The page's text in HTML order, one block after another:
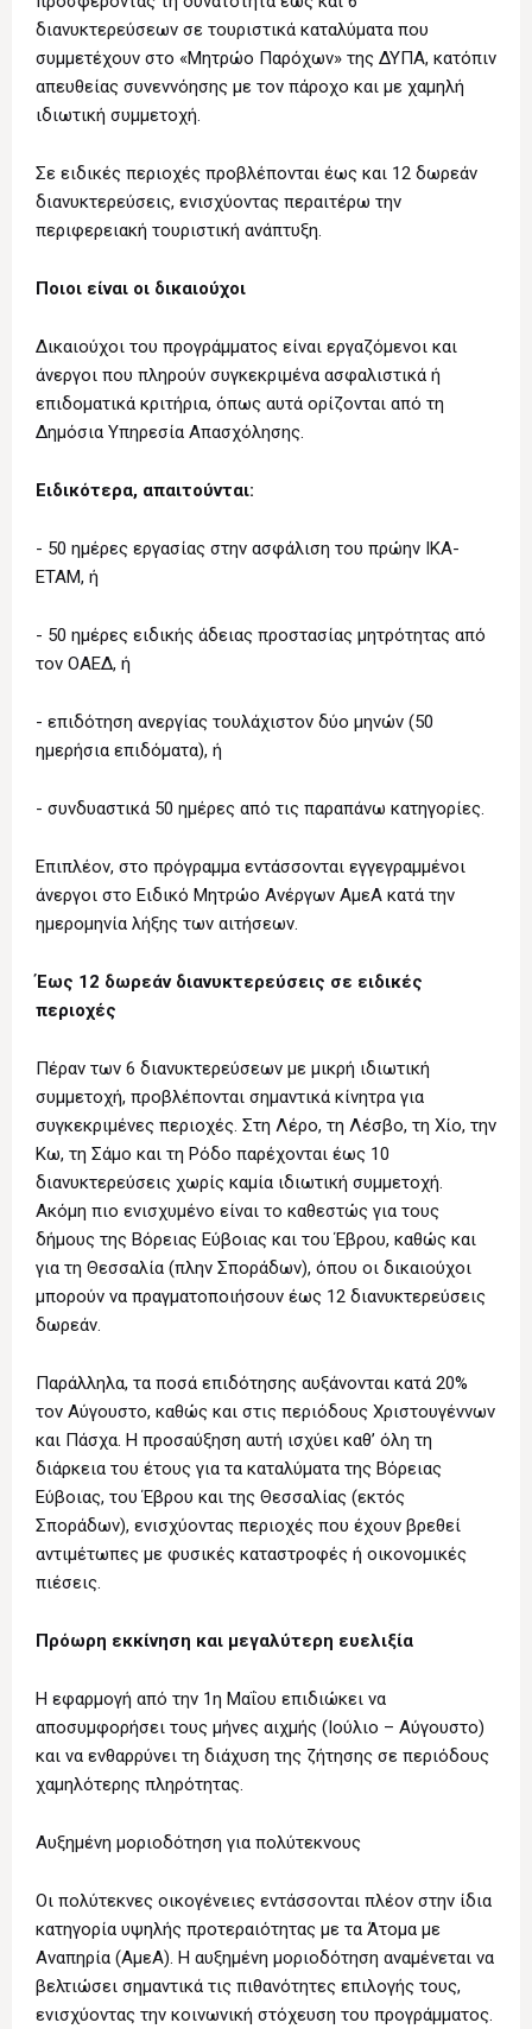
διανυκτερεύσεων σε τουριστικά καταλύματα που
συμμετέχουν στο «Μητρώο Παρόχων» της ΔΥΠΑ, κατόπιν
απευθείας συνεννόησης με τον πάροχο και με χαμηλή
ιδιωτική συμμετοχή.
Σε ειδικές περιοχές προβλέπονται έως και 12 δωρεάν
διανυκτερεύσεις, ενισχύοντας περαιτέρω την
περιφερειακή τουριστική ανάπτυξη.
Ποιοι είναι οι δικαιούχοι
Δικαιούχοι του προγράμματος είναι εργαζόμενοι και
άνεργοι που πληρούν συγκεκριμένα ασφαλιστικά ή
επιδοματικά κριτήρια, όπως αυτά ορίζονται από τη
Δημόσια Υπηρεσία Απασχόλησης.
Ειδικότερα, απαιτούνται:
- 50 ημέρες εργασίας στην ασφάλιση του πρώην ΙΚΑ-
ΕΤΑΜ, ή
- 50 ημέρες ειδικής άδειας προστασίας μητρότητας από
τον ΟΑΕΔ, ή
- επιδότηση ανεργίας τουλάχιστον δύο μηνών (50
ημερήσια επιδόματα), ή
- συνδυαστικά 50 ημέρες από τις παραπάνω κατηγορίες.
Επιπλέον, στο πρόγραμμα εντάσσονται εγγεγραμμένοι
άνεργοι στο Ειδικό Μητρώο Ανέργων ΑμεΑ κατά την
ημερομηνία λήξης των αιτήσεων.
Έως 12 δωρεάν διανυκτερεύσεις σε ειδικές
περιοχές
Πέραν των 6 διανυκτερεύσεων με μικρή ιδιωτική
συμμετοχή, προβλέπονται σημαντικά κίνητρα για
συγκεκριμένες περιοχές. Στη Λέρο, τη Λέσβο, τη Χίο, την
Κω, τη Σάμο και τη Ρόδο παρέχονται έως 10
διανυκτερεύσεις χωρίς καμία ιδιωτική συμμετοχή.
Ακόμη πιο ενισχυμένο είναι το καθεστώς για τους
δήμους της Βόρειας Εύβοιας και του Έβρου, καθώς και
για τη Θεσσαλία (πλην Σποράδων), όπου οι δικαιούχοι
μπορούν να πραγματοποιήσουν έως 12 διανυκτερεύσεις
δωρεάν.
Παράλληλα, τα ποσά επιδότησης αυξάνονται κατά 20%
τον Αύγουστο, καθώς και στις περιόδους Χριστουγέννων
και Πάσχα. Η προσαύξηση αυτή ισχύει καθ’ όλη τη
διάρκεια του έτους για τα καταλύματα της Βόρειας
Εύβοιας, του Έβρου και της Θεσσαλίας (εκτός
Σποράδων), ενισχύοντας περιοχές που έχουν βρεθεί
αντιμέτωπες με φυσικές καταστροφές ή οικονομικές
πιέσεις.
Πρόωρη εκκίνηση και μεγαλύτερη ευελιξία
Η εφαρμογή από την 1η Μαΐου επιδιώκει να
αποσυμφορήσει τους μήνες αιχμής (Ιούλιο – Αύγουστο)
και να ενθαρρύνει τη διάχυση της ζήτησης σε περιόδους
χαμηλότερης πληρότητας.
Αυξημένη μοριοδότηση για πολύτεκνους
Οι πολύτεκνες οικογένειες εντάσσονται πλέον στην ίδια
κατηγορία υψηλής προτεραιότητας με τα Άτομα με
Αναπηρία (ΑμεΑ). Η αυξημένη μοριοδότηση αναμένεται να
βελτιώσει σημαντικά τις πιθανότητες επιλογής τους,
ενισχύοντας την κοινωνική στόχευση του προγράμματος.